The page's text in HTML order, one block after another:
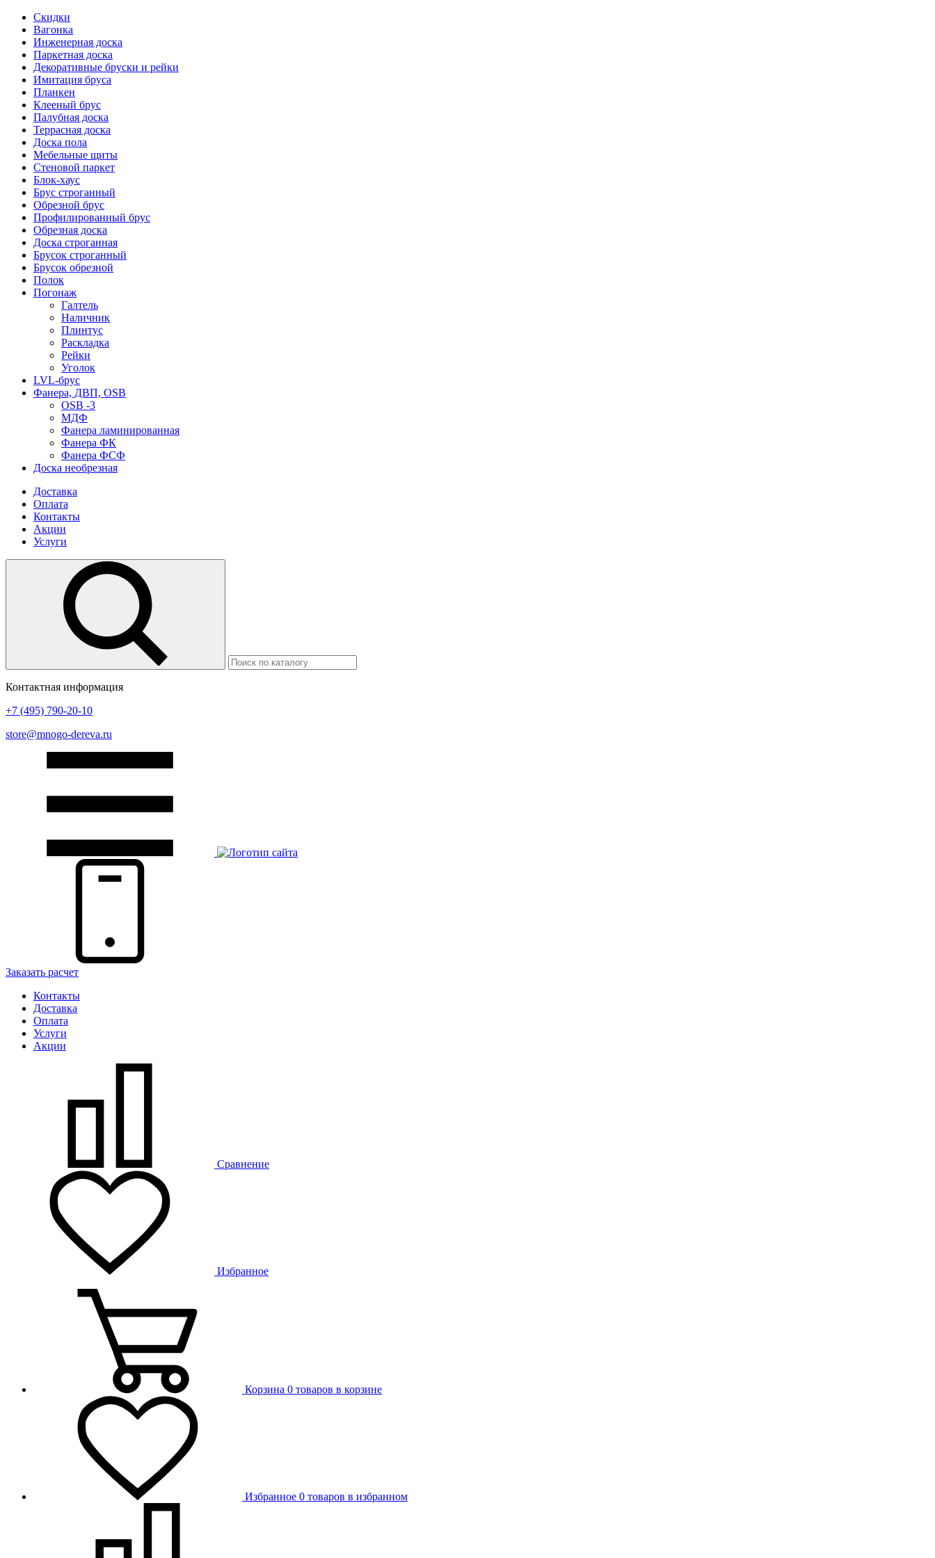
Скидки
Вагонка
Инженерная доска
Паркетная доска
Декоративные бруски и рейки
Имитация бруса
Планкен
Клееный брус
Палубная доска
Террасная доска
Доска пола
Мебельные щиты
Стеновой паркет
Блок-хаус
Брус строганный
Обрезной брус
Профилированный брус
Обрезная доска
Доска строганная
Брусок строганный
Брусок обрезной
Полок
Погонаж
Галтель
Наличник
Плинтус
Раскладка
Рейки
Уголок
LVL-брус
Фанера, ДВП, OSB
OSB -3
МДФ
Фанера ламинированная
Фанера ФК
Фанера ФСФ
Доска необрезная
Доставка
Оплата
Контакты
Акции
Услуги
Контактная информация
+7 (495) 790-20-10
store@mnogo-dereva.ru
Заказать расчет
Контакты
Доставка
Оплата
Услуги
Акции
Сравнение
Избранное
Корзина 0 товаров в корзине
Избранное 0 товаров в избранном